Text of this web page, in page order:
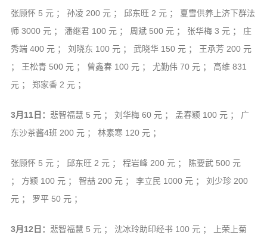
张顾怀 5 元 ； 孙凌 200 元 ； 邱东旺 2 元 ； 夏雪供养上济下群法
师 3000 元 ； 潘继君 100 元 ； 周斌 500 元 ； 张华梅 3 元 ； 庄
秀端 400 元 ； 刘晓东 100 元 ； 武晓华 150 元 ； 王承芳 200 元
； 王松青 500 元 ； 曾鑫春 100 元 ； 尤勤伟 70 元 ； 高维 831
元 ； 郑家香 2 元 ；
3月11日： 悲智福慧 5 元 ； 刘华梅 60 元 ； 孟春颖 100 元 ； 广
东沙茶酱4班 200 元 ； 林素寒 120 元 ；
张顾怀 5 元 ； 邱东旺 2 元 ； 程岩峰 200 元 ； 陈要武 500 元
； 方颖 100 元 ； 智喆 200 元 ； 李立民 1000 元 ； 刘少珍 200
元 ； 罗平 50 元 ；
3月12日： 悲智福慧 5 元 ； 沈冰玲助印经书 100 元 ； 上荣上菊